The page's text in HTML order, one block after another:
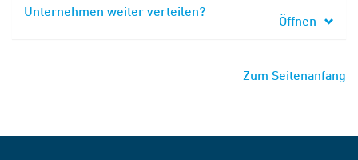
Unternehmen weiter verteilen?
Öffnen
Zum Seitenanfang